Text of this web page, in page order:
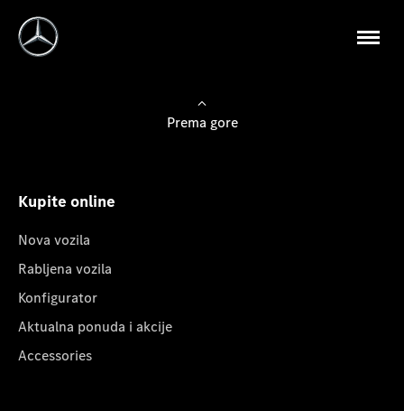
Prema gore
Kupite online
Nova vozila
Rabljena vozila
Konfigurator
Aktualna ponuda i akcije
Accessories